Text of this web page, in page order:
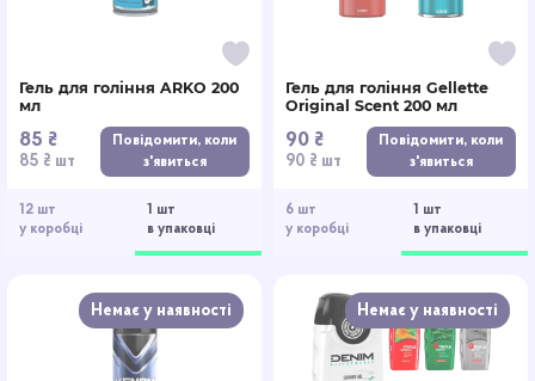
12 шт
у коробці
1 шт
в упаковці
Гель для гоління ARKO 200
мл
85 ₴
85 ₴ шт
Повідомити, коли
з'явиться
6 шт
у коробці
1 шт
в упаковці
Гель для гоління Gellette
Original Scent 200 мл
90 ₴
90 ₴ шт
Повідомити, коли
з'явиться
Немає у наявності Немає у наявності